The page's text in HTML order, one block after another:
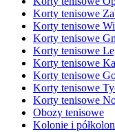
Korty tenisowe
Korty tenisowe
Korty tenisowe
Korty tenisowe
Korty tenisowe
Korty tenisowe
Korty tenisowe
Korty tenisowe
Obozy tenisowe
Kolonie i